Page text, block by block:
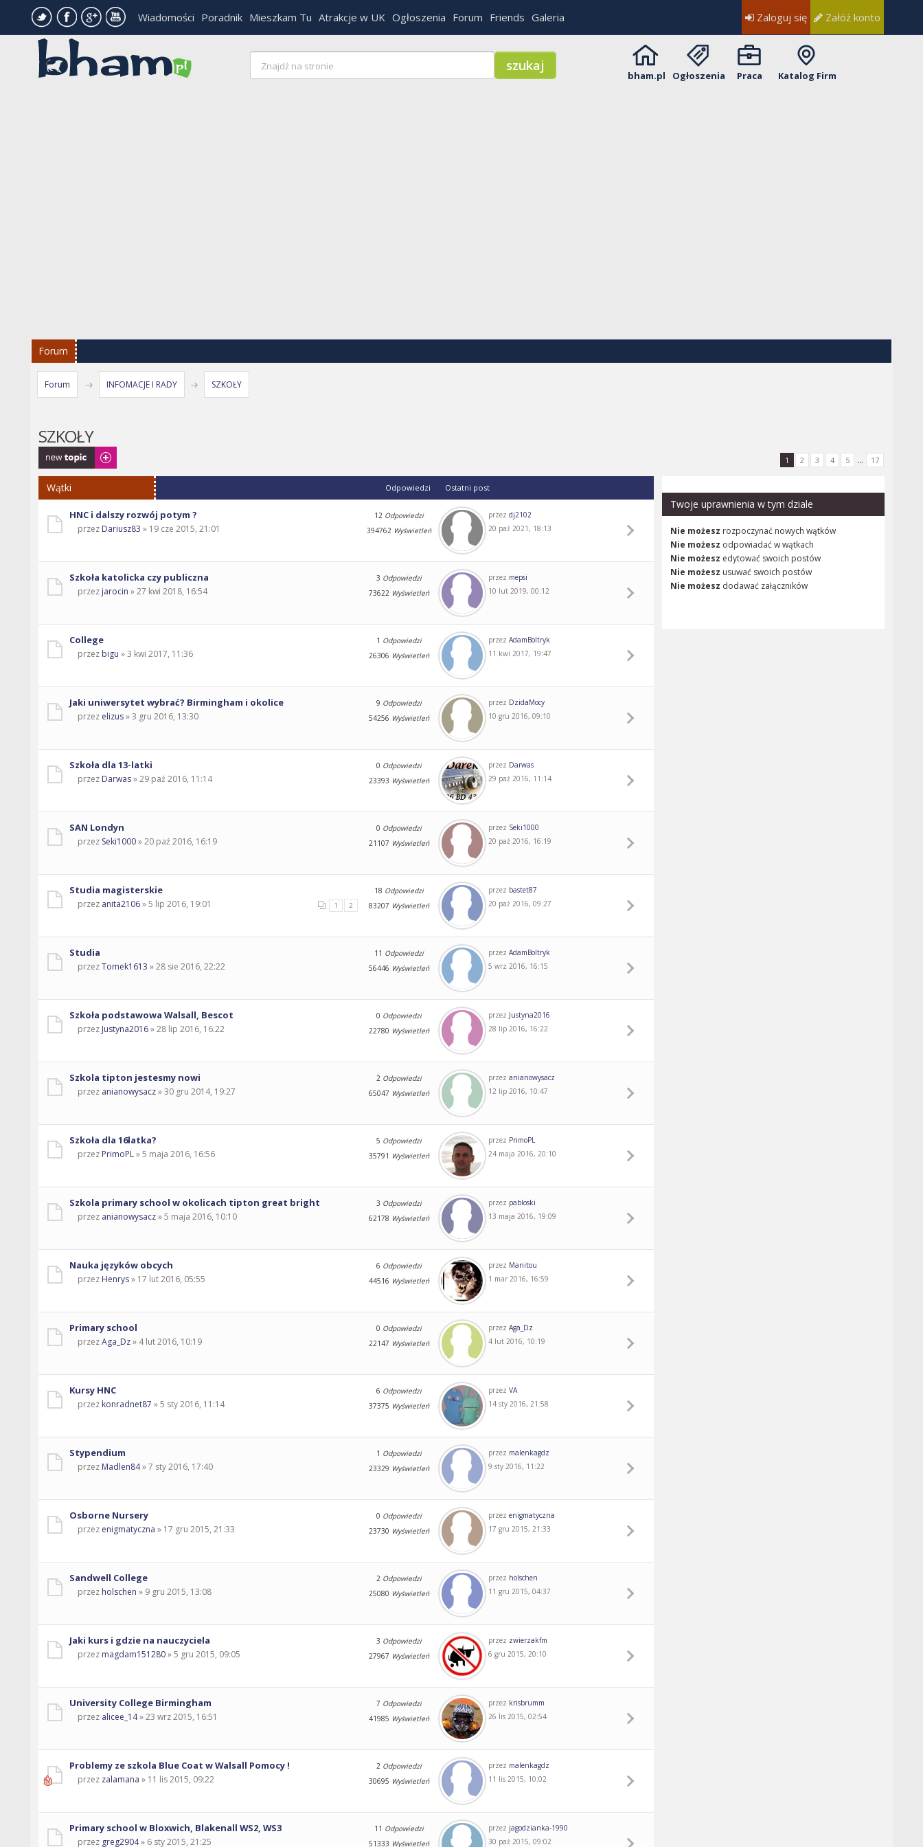
Wiadomości Poradnik Mieszkam Tu Atrakcje w UK Ogłoszenia Forum Friends Galeria Zaloguj się Załóż konto
bham.pl Ogłoszenia Praca Katalog Firm
Forum
Forum INFOMACJE I RADY SZKOŁY
SZKOŁY
Napisz wątek
1 2 3 4 5 ... 17
Wątki Odpowiedzi Ostatni post
HNC i dalszy rozwój potym ?
przez Dariusz83 » 19 cze 2015, 21:01
12 Odpowiedzi
394762 Wyświetleń
przez dj2102
20 paź 2021, 18:13
Szkoła katolicka czy publiczna
przez jarocin » 27 kwi 2018, 16:54
3 Odpowiedzi
73622 Wyświetleń
przez mepsi
10 lut 2019, 00:12
College
przez bigu » 3 kwi 2017, 11:36
1 Odpowiedzi
26306 Wyświetleń
przez AdamBoltryk
11 kwi 2017, 19:47
Jaki uniwersytet wybrać? Birmingham i okolice
przez elizus» 3 gru 2016, 13:30
9 Odpowiedzi
54256 Wyświetleń
przez DzidaMocy
10 gru 2016, 09:10
Szkoła dla 13-latki
przez Darwas» 29 paź 2016, 11:14
0 Odpowiedzi
23393 Wyświetleń
przez Darwas
29 paź 2016, 11:14
SAN Londyn
przez Seki1000» 20 paź 2016, 16:19
0 Odpowiedzi
21107 Wyświetleń
przez Seki1000
20 paź 2016, 16:19
Studia magisterskie
1 2
przez anita2106» 5 lip 2016, 19:01
18 Odpowiedzi
83207 Wyświetleń
przez bastet87
20 paź 2016, 09:27
Studia
przezTomek1613 » 28 sie 2016, 22:22
11 Odpowiedzi
56446 Wyświetleń
przez AdamBoltryk
5 wrz 2016, 16:15
Szkoła podstawowa Walsall, Bescot
przez Justyna2016» 28 lip 2016, 16:22
0 Odpowiedzi
22780 Wyświetleń
przez Justyna2016
28 lip 2016, 16:22
Szkola tipton jestesmy nowi
przez anianowysacz» 30 gru 2014, 19:27
2 Odpowiedzi
65047 Wyświetleń
przez anianowysacz
12 lip 2016, 10:47
Szkoła dla 16latka?
przez PrimoPL» 5 maja 2016, 16:56
5 Odpowiedzi
35791 Wyświetleń
przez PrimoPL
24 maja 2016, 20:10
Szkola primary school w okolicach tipton great bright
przez anianowysacz» 5 maja 2016, 10:10
3 Odpowiedzi
62178 Wyświetleń
przez pabloski
13 maja 2016, 19:09
Nauka języków obcych
przez Henrys» 17 lut 2016, 05:55
6 Odpowiedzi
44516 Wyświetleń
przez Manitou
1 mar 2016, 16:59
Primary school
przezAga_Dz» 4 lut 2016, 10:19
0 Odpowiedzi
22147 Wyświetleń
przez Aga_Dz
4 lut 2016, 10:19
Kursy HNC
przez konradnet87 » 5 sty 2016, 11:14
6 Odpowiedzi
37375 Wyświetleń
przez VA
14 sty 2016, 21:58
Stypendium
przez Madlen84» 7 sty 2016, 17:40
1 Odpowiedzi
23329 Wyświetleń
przez malenkagdz
9 sty 2016, 11:22
Osborne Nursery
przez enigmatyczna » 17 gru 2015, 21:33
0 Odpowiedzi
23730 Wyświetleń
przez enigmatyczna
17 gru 2015, 21:33
Sandwell College
przez holschen » 9 gru 2015, 13:08
2 Odpowiedzi
25080 Wyświetleń
przez holschen
11 gru 2015, 04:37
Jaki kurs i gdzie na nauczyciela
przez magdam151280» 5 gru 2015, 09:05
3 Odpowiedzi
27967 Wyświetleń
przez zwierzakfm
6 gru 2015, 20:10
University College Birmingham
przez alicee_14» 23 wrz 2015, 16:51
7 Odpowiedzi
41985 Wyświetleń
przez krisbrumm
26 lis 2015, 02:54
Problemy ze szkola Blue Coat w Walsall Pomocy !
przez zalamana » 11 lis 2015, 09:22
2 Odpowiedzi
30695 Wyświetleń
przez malenkagdz
11 lis 2015, 10:02
Primary school w Bloxwich, Blakenall WS2, WS3
przez greg2904» 6 sty 2015, 21:25
11 Odpowiedzi
51333 Wyświetleń
przez jagodzianka-1990
30 paź 2015, 09:02
Twoje uprawnienia w tym dziale
Nie możesz rozpoczynać nowych wątków
Nie możesz odpowiadać w wątkach
Nie możesz edytować swoich postów
Nie możesz usuwać swoich postów
Nie możesz dodawać załączników